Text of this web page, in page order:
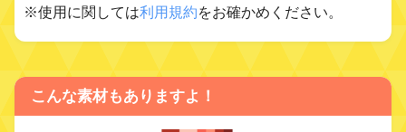
※使用に関しては利用規約をお確かめください。
こんな素材もありますよ！